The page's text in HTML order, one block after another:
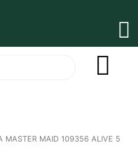
MASTER MAID 109356 ALIVE 5